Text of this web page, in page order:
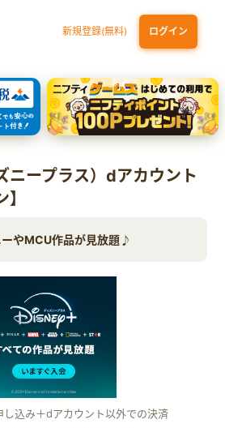
新規登録(無料) ログイン
カード ゴールド（NL）（家族カード発行）
ディズニープラス) セットプラン
）
ニープラス）dアカウント
ーやMCU作品が見放題♪
し込み＋dアカウント以外での決済